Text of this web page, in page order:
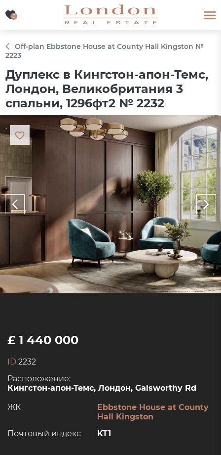
0
0
Off-plan Ebbstone House at County Hall Kingston №
2223
Дуплекс в Кингстон-апон-Темс,
Лондон, Великобритания 3
спальни, 1296фт2 № 2232
£ 1 440 000
ID 2232
Расположение:
Кингстон-апон-Темс, Лондон, Galsworthy Rd
ЖК
Ebbstone House at County
Hall Kingston
Почтовый индекс
KT1